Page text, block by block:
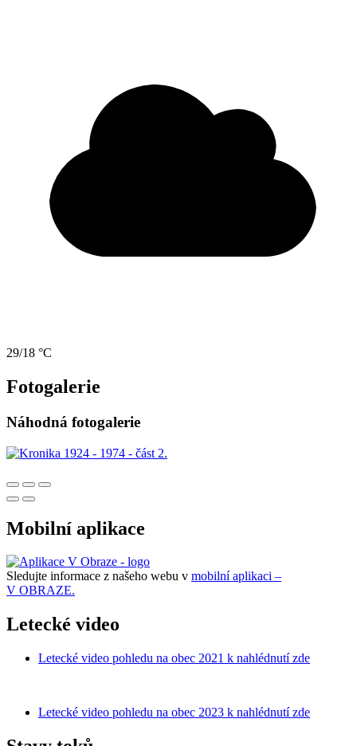
29/18 °C
Fotogalerie
Náhodná fotogalerie
Mobilní aplikace
Sledujte informace z našeho webu v mobilní aplikaci –
V OBRAZE.
Letecké video
Letecké video pohledu na obec 2021 k nahlédnutí zde
Letecké video pohledu na obec 2023 k nahlédnutí zde